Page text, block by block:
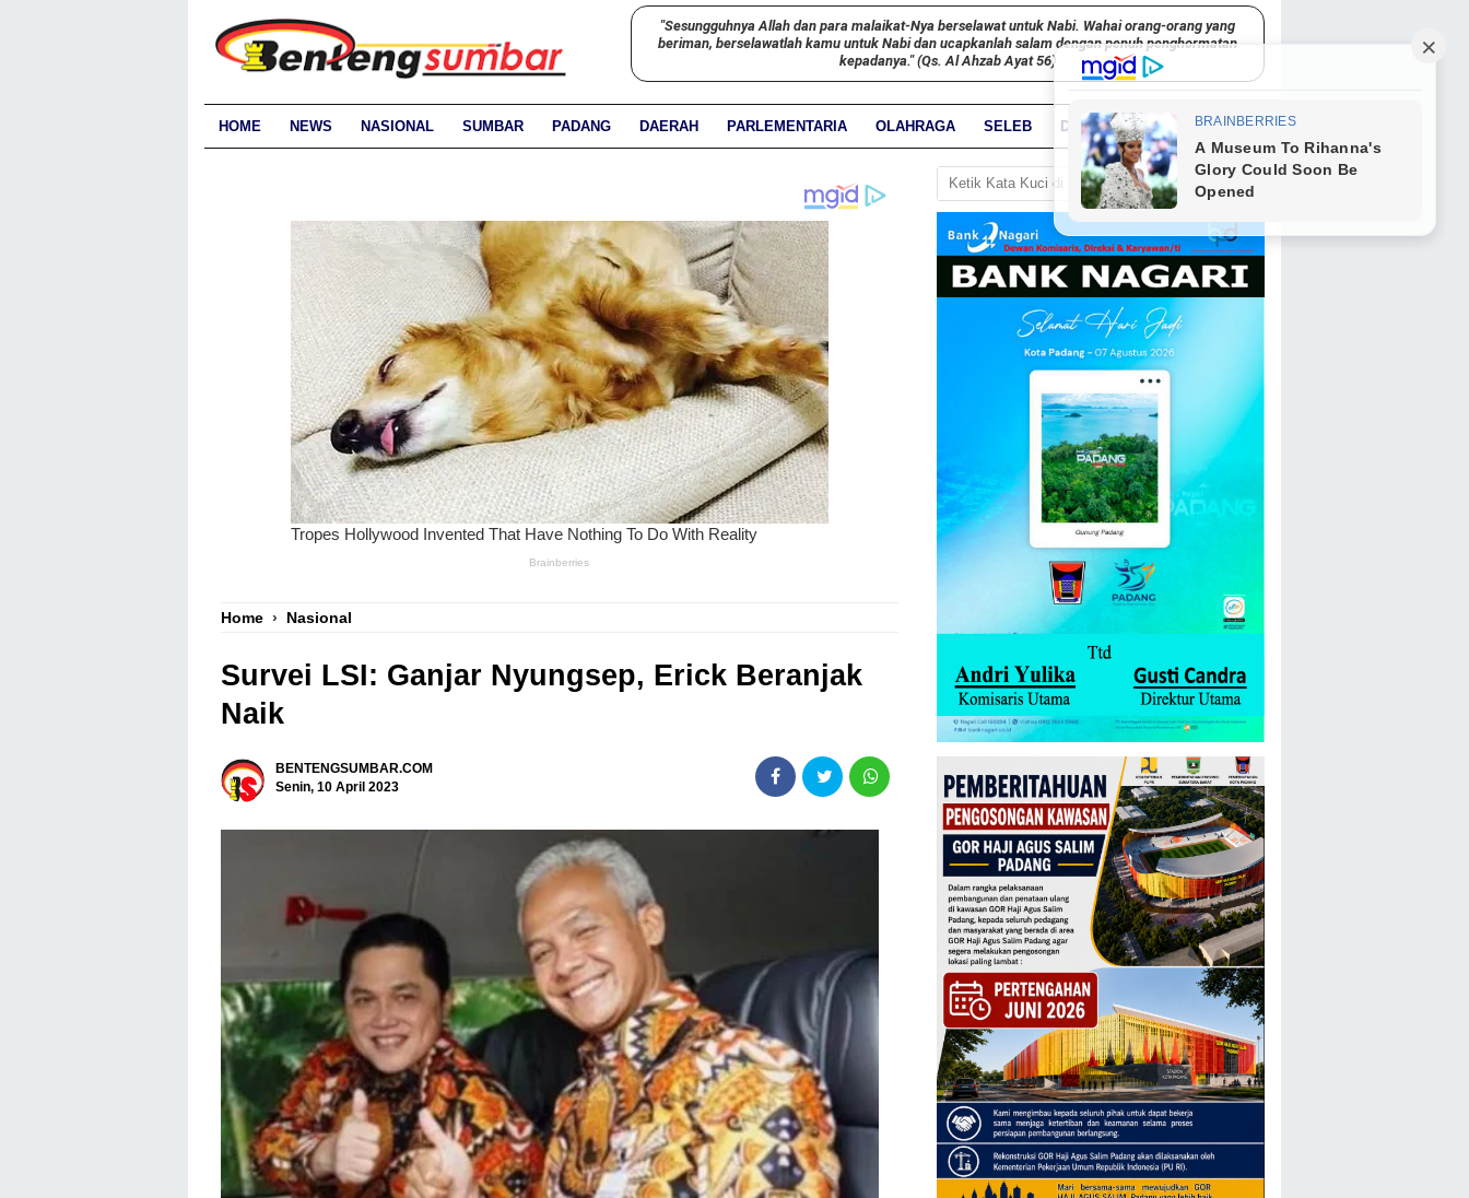
"Sesungguhnya Allah dan para malaikat-Nya berselawat untuk Nabi. Wahai orang-orang yang
beriman, berselawatlah kamu untuk Nabi dan ucapkanlah salam dengan penuh penghormatan
kepadanya." (Qs. Al Ahzab Ayat 56)
HOME NEWS NASIONAL SUMBAR PADANG DAERAH PARLEMENTARIA OLAHRAGA SELEB DUNIA PARIWARA
Home › Nasional
Survei LSI: Ganjar Nyungsep, Erick Beranjak
Naik
BENTENGSUMBAR.COM
Senin, 10 April 2023